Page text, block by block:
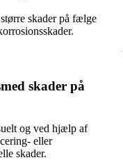
skader på fælge
skader på
og ved hjælp af
eller
skader.